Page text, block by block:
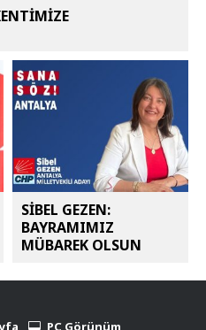
SİBEL GEZEN:
BAYRAMIMIZ
MÜBAREK OLSUN
PC Görünüm